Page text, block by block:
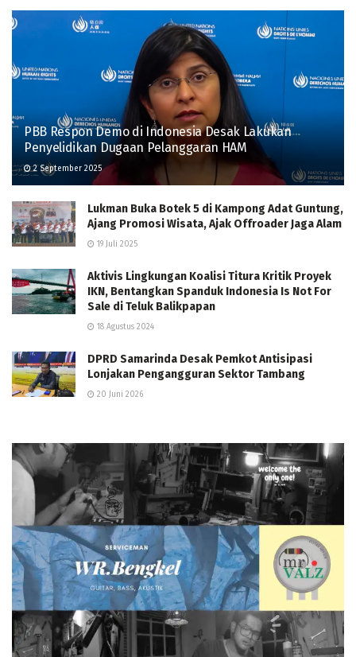
PBB Respon Demo di Indonesia Desak Lakukan
Penyelidikan Dugaan Pelanggaran HAM
2 September 2025
Lukman Buka Botek 5 di Kampong Adat Guntung,
Ajang Promosi Wisata, Ajak Offroader Jaga Alam
19 Juli 2025
Aktivis Lingkungan Koalisi Titura Kritik Proyek
IKN, Bentangkan Spanduk Indonesia Is Not For
Sale di Teluk Balikpapan
18 Agustus 2024
DPRD Samarinda Desak Pemkot Antisipasi
Lonjakan Pengangguran Sektor Tambang
20 Juni 2026